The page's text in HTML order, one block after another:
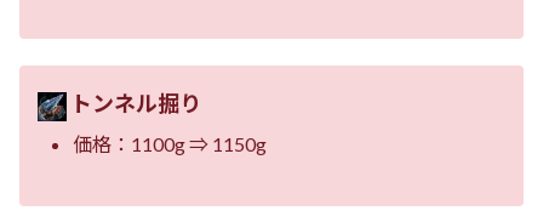
トンネル掘り
価格：1100g ⇒ 1150g